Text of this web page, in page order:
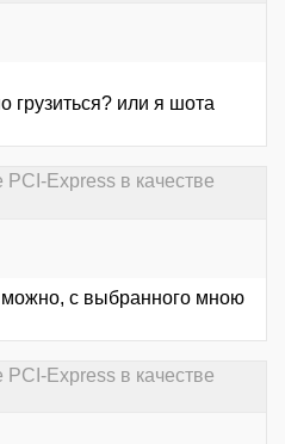
грузиться? или я шота
Express в качестве
можно, с выбранного мною
Express в качестве